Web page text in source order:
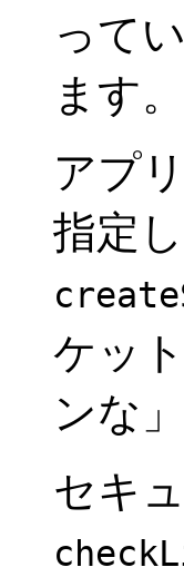
って
ます。
アプ
指定
ケッ
ンな
セキ